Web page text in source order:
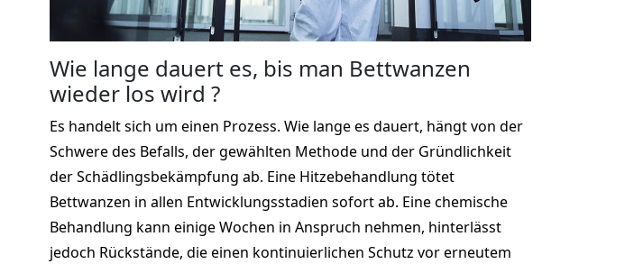
Wie lange dauert es, bis man Bettwanzen
wieder los wird ?
Es handelt sich um einen Prozess. Wie lange es dauert, hängt von der
Schwere des Befalls, der gewählten Methode und der Gründlichkeit
der Schädlingsbekämpfung ab. Eine Hitzebehandlung tötet
Bettwanzen in allen Entwicklungsstadien sofort ab. Eine chemische
Behandlung kann einige Wochen in Anspruch nehmen, hinterlässt
jedoch Rückstände, die einen kontinuierlichen Schutz vor erneutem